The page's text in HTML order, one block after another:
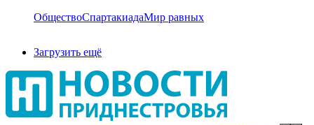
ОбществоСпартакиадаМир равных
Загрузить ещё